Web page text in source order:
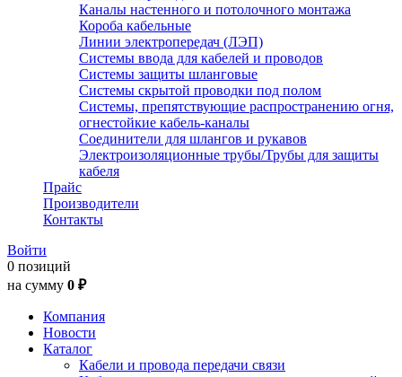
Каналы настенного и потолочного монтажа
Короба кабельные
Линии электропередач (ЛЭП)
Системы ввода для кабелей и проводов
Системы защиты шланговые
Системы скрытой проводки под полом
Системы, препятствующие распространению огня,
огнестойкие кабель-каналы
Соединители для шлангов и рукавов
Электроизоляционные трубы/Трубы для защиты
кабеля
Прайс
Производители
Контакты
Войти
0 позиций
на сумму 0 ₽
Компания
Новости
Каталог
Кабели и провода передачи связи